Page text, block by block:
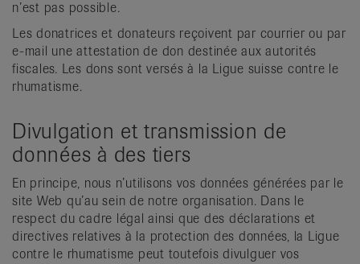
n’est pas possible.
Les donatrices et donateurs reçoivent par courrier ou par
e-mail une attestation de don destinée aux autorités
fiscales. Les dons sont versés à la Ligue suisse contre le
rhumatisme.
Divulgation et transmission de
données à des tiers
En principe, nous n’utilisons vos données générées par le
site Web qu’au sein de notre organisation. Dans le
respect du cadre légal ainsi que des déclarations et
directives relatives à la protection des données, la Ligue
contre le rhumatisme peut toutefois divulguer vos